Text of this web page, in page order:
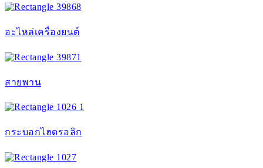
อะไหล่เครื่องยนต์
สายพาน
กระบอกไฮดรอลิก